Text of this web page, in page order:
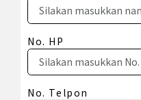
No. HP
No. Telpon